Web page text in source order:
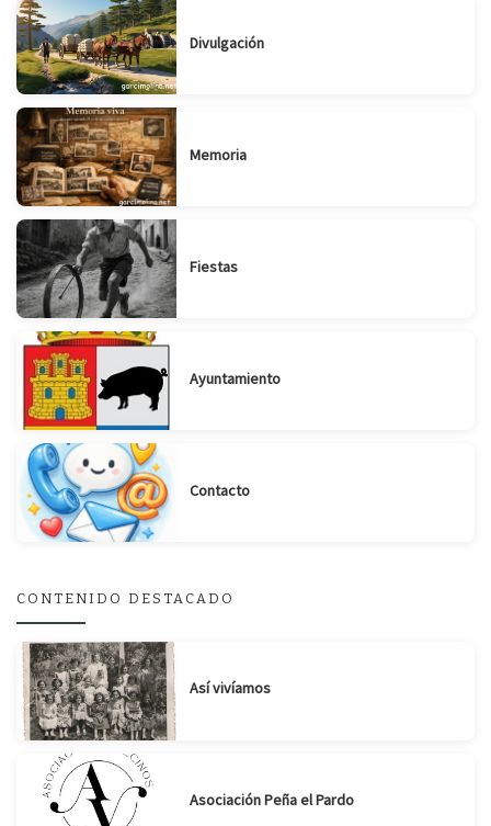
Divulgación
Memoria
Fiestas
Ayuntamiento
Contacto
CONTENIDO DESTACADO
Así vivíamos
Asociación Peña el Pardo